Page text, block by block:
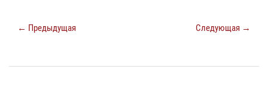
← Предыдущая Следующая →